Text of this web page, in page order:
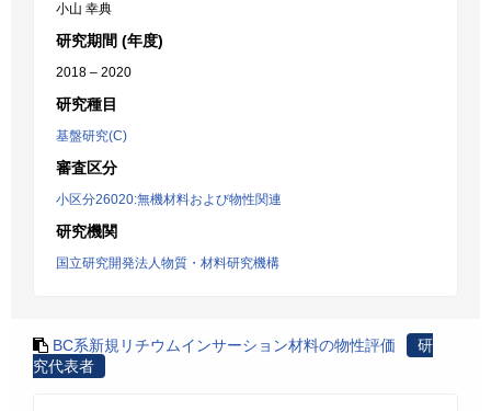
小山 幸典
研究期間 (年度)
2018 – 2020
研究種目
基盤研究(C)
審査区分
小区分26020:無機材料および物性関連
研究機関
国立研究開発法人物質・材料研究機構
BC系新規リチウムインサーション材料の物性評価
研
究代表者